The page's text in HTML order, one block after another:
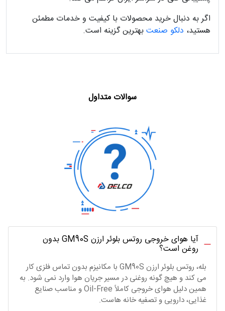
اگر به دنبال خرید محصولات با کیفیت و خدمات مطمئن
هستید، دلکو صنعتبهترین گزینه است.
سوالات متداول
آیا هوای خروجی روتس بلوئر ارزن GM90S بدون
روغن است؟
بله، روتس بلوئر ارزن GM90S با مکانیزم بدون تماس فلزی کار
می‌ کند و هیچ‌ گونه روغنی در مسیر جریان هوا وارد نمی‌ شود. به
همین دلیل هوای خروجی کاملاً Oil-Free و مناسب صنایع
غذایی، دارویی و تصفیه‌ خانه‌ هاست.